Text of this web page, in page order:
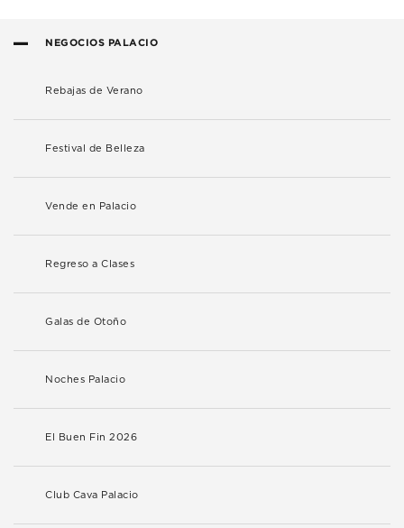
NEGOCIOS PALACIO
Rebajas de Verano
Festival de Belleza
Vende en Palacio
Regreso a Clases
Galas de Otoño
Noches Palacio
El Buen Fin 2026
Club Cava Palacio